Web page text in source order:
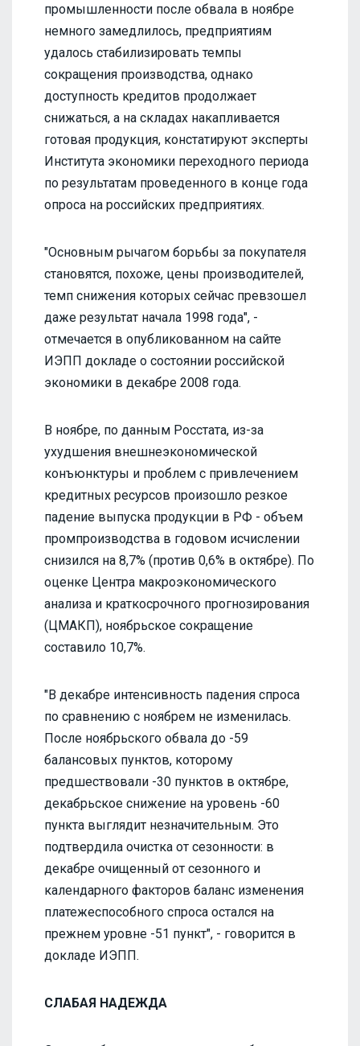
промышленности после обвала в ноябре
немного замедлилось, предприятиям
удалось стабилизировать темпы
сокращения производства, однако
доступность кредитов продолжает
снижаться, а на складах накапливается
готовая продукция, констатируют эксперты
Института экономики переходного периода
по результатам проведенного в конце года
опроса на российских предприятиях.
"Основным рычагом борьбы за покупателя
становятся, похоже, цены производителей,
темп снижения которых сейчас превзошел
даже результат начала 1998 года", -
отмечается в опубликованном на сайте
ИЭПП докладе о состоянии российской
экономики в декабре 2008 года.
В ноябре, по данным Росстата, из-за
ухудшения внешнеэкономической
конъюнктуры и проблем с привлечением
кредитных ресурсов произошло резкое
падение выпуска продукции в РФ - объем
промпроизводства в годовом исчислении
снизился на 8,7% (против 0,6% в октябре). По
оценке Центра макроэкономического
анализа и краткосрочного прогнозирования
(ЦМАКП), ноябрьское сокращение
составило 10,7%.
"В декабре интенсивность падения спроса
по сравнению с ноябрем не изменилась.
После ноябрьского обвала до -59
балансовых пунктов, которому
предшествовали -30 пунктов в октябре,
декабрьское снижение на уровень -60
пункта выглядит незначительным. Это
подтвердила очистка от сезонности: в
декабре очищенный от сезонного и
календарного факторов баланс изменения
платежеспособного спроса остался на
прежнем уровне -51 пункт", - говорится в
докладе ИЭПП.
СЛАБАЯ НАДЕЖДА